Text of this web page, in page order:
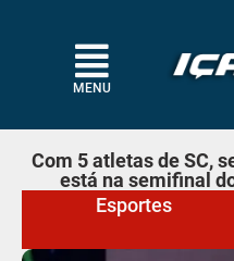
MENU
Com 5 atletas de SC,
está na semifinal
Esportes